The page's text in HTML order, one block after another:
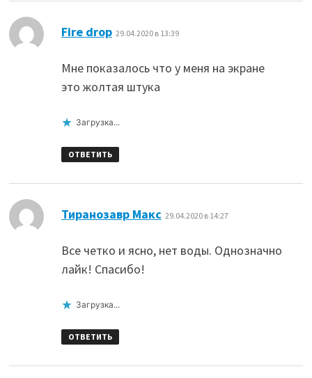
Fire drop: 29.04.2020 в 13:39
Мне показалось что у меня на экране
это жолтая штука
Загрузка...
ОТВЕТИТЬ
Тиранозавр Макс 29.04.2020 в 14:27
Все четко и ясно, нет воды. Однозначно
лайк! Спасибо!
Загрузка...
ОТВЕТИТЬ